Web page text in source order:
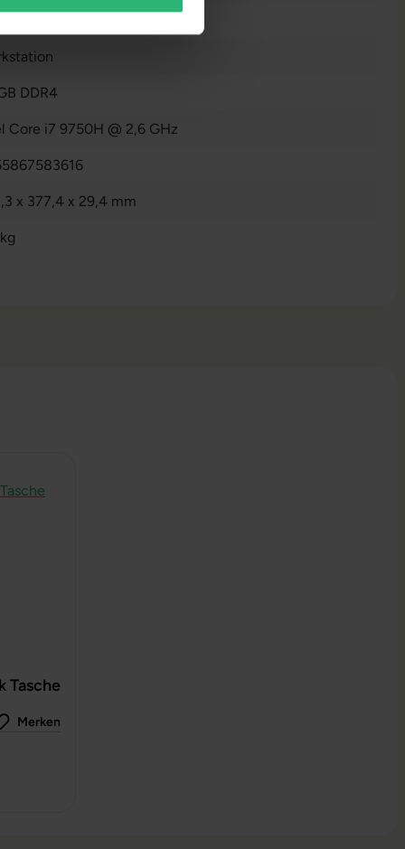
DDR4
Core i7 9750H @ 2,6 GHz
x 377,4 x 29,4 mm
Tasche
von 5 Sternen
Merken